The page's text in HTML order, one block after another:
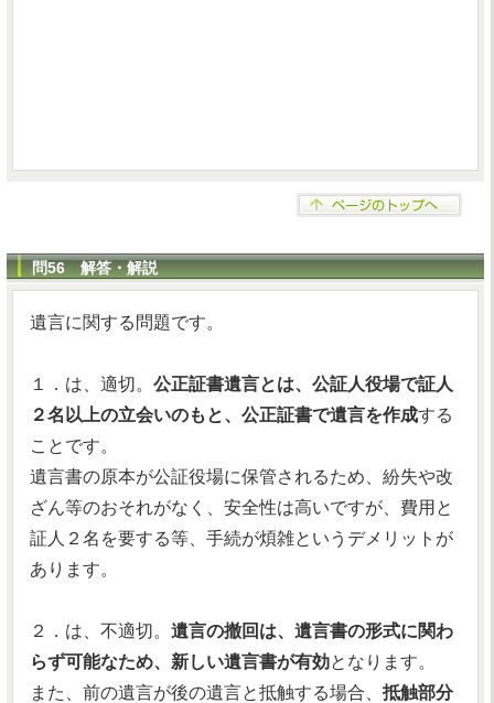
問56 解答・解説
遺言に関する問題です。
１．は、適切。 公正証書遺言とは、公証人役場で証人
２名以上の立会いのもと、公正証書で遺言を作成する
ことです。
遺言書の原本が公証役場に保管されるため、紛失や改
ざん等のおそれがなく、安全性は高いですが、費用と
証人２名を要する等、手続が煩雑というデメリットが
あります。
２．は、不適切。 遺言の撤回は、遺言書の形式に関わ
らず可能なため、新しい遺言書が有効となります。
また、前の遺言が後の遺言と抵触する場合、 抵触部分